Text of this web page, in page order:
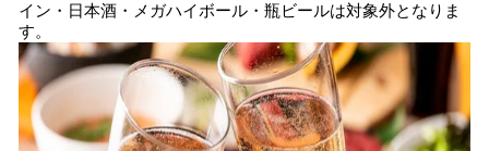
イン・日本酒・メガハイボール・瓶ビールは対象外となりま
す。